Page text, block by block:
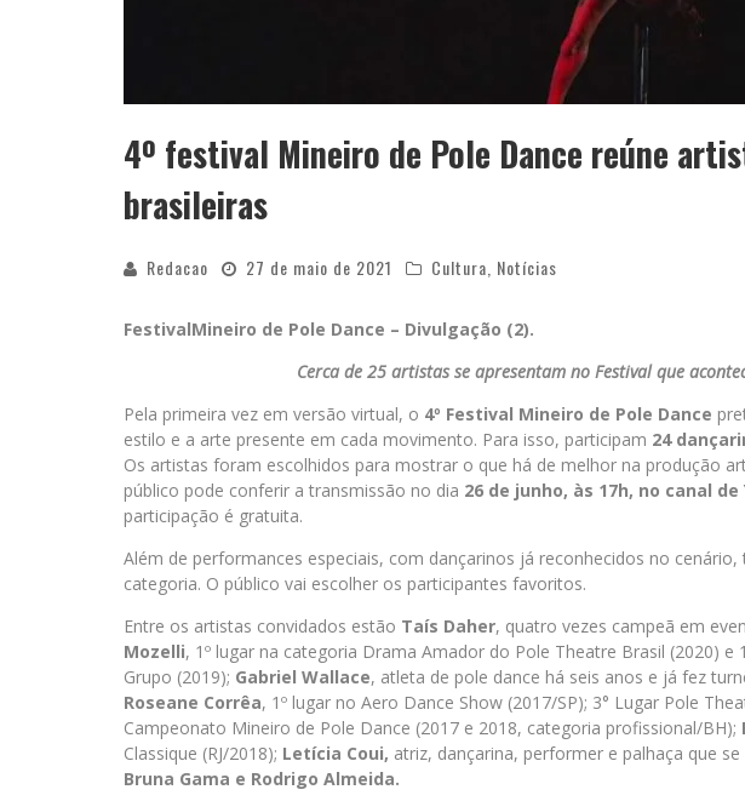
4º festival Mineiro de Pole Dance reúne
brasileiras
Redacao 27 de maio de 2021 Cultura Notícias
FestivalMineiro de Pole Dance – Divulgação (2).
Cerca de 25 artistas se apresentam no Festival que
Pela primeira vez em versão virtual, o 4º Festival Mineiro de Pole Dance
estilo e a arte presente em cada movimento. Para isso, participam 24
Os artistas foram escolhidos para mostrar o que há de melhor na produção
público pode conferir a transmissão no dia 26 de junho, às 17h, no canal
participação é gratuita.
Além de performances especiais, com dançarinos já reconhecidos no
categoria. O público vai escolher os participantes favoritos.
Entre os artistas convidados estão Taís Daher, quatro vezes campeã em
Mozelli, 1º lugar na categoria Drama Amador do Pole Theatre Brasil (2020) e
Grupo (2019); Gabriel Wallace, atleta de pole dance há seis anos e já fez
Roseane Corrêa, 1º lugar no Aero Dance Show (2017/SP); 3° Lugar Pole
Campeonato Mineiro de Pole Dance (2017 e 2018, categoria profissional/BH);
Classique (RJ/2018); Letícia Coui, atriz, dançarina, performer e palhaça que
Bruna Gama e Rodrigo Almeida.